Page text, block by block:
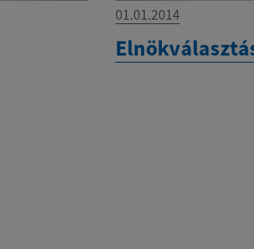
01.01.2014